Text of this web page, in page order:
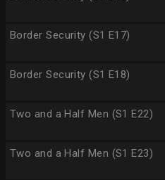
Border Security (S1 E17)
Border Security (S1 E18)
Two and a Half Men (S1 E22)
Two and a Half Men (S1 E23)